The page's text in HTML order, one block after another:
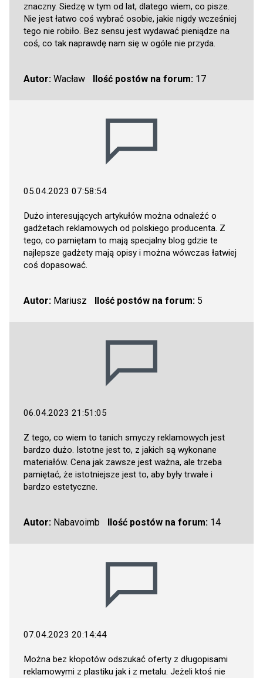
znaczny. Siedzę w tym od lat, dlatego wiem, co pisze.
Nie jest łatwo coś wybrać osobie, jakie nigdy wcześniej
tego nie robiło. Bez sensu jest wydawać pieniądze na
coś, co tak naprawdę nam się w ogóle nie przyda.
Autor: Wacław Ilość postów na forum:17
05.04.2023 07:58:54
Dużo interesujących artykułów można odnaleźć o
gadżetach reklamowych od polskiego producenta. Z
tego, co pamiętam to mają specjalny blog gdzie te
najlepsze gadżety mają opisy i można wówczas łatwiej
coś dopasować.
Autor: Mariusz Ilość postów na forum:5
06.04.2023 21:51:05
Z tego, co wiem to tanich smyczy reklamowych jest
bardzo dużo. Istotne jest to, z jakich są wykonane
materiałów. Cena jak zawsze jest ważna, ale trzeba
pamiętać, że istotniejsze jest to, aby były trwałe i
bardzo estetyczne.
Autor: Nabavoimb Ilość postów na forum:14
07.04.2023 20:14:44
Można bez kłopotów odszukać oferty z długopisami
reklamowymi z plastiku jak i z metalu. Jeżeli ktoś nie